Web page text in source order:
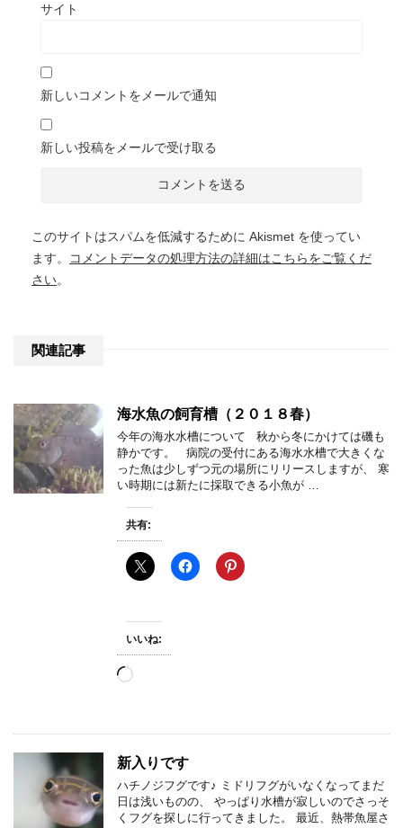
サイト
新しいコメントをメールで通知
新しい投稿をメールで受け取る
このサイトはスパムを低減するために Akismet を使ってい
ます。
コメントデータの処理方法の詳細はこちらをご覧くだ
さい。
関連記事
海水魚の飼育槽（２０１８春）
今年の海水水槽について 秋から冬にかけては磯も
静かです。 病院の受付にある海水水槽で大きくな
った魚は少しずつ元の場所にリリースしますが、 寒
い時期には新たに採取できる小魚が …
共有:
いいね:
読
み
新入りです
ハチノジフグです♪ ミドリフグがいなくなってまだ
日は浅いものの、 やっぱり水槽が寂しいのでさっそ
くフグを探しに行ってきました。 最近、熱帯魚屋さ